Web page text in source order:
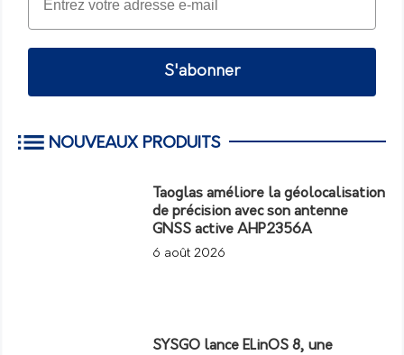
S'abonner
NOUVEAUX PRODUITS
Taoglas améliore la géolocalisation
de précision avec son antenne
GNSS active AHP2356A
6 août 2026
SYSGO lance ELinOS 8, une